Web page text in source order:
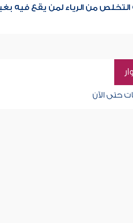
التخلص من الرياء لمن يقع فيه
حتى الآن